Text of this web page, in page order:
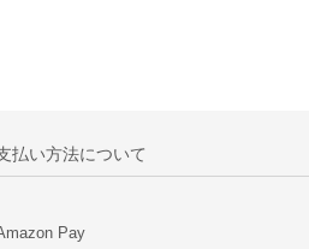
払い方法について
Pay